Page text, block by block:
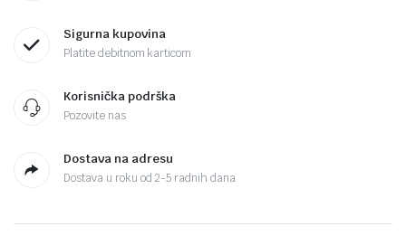
Sigurna kupovina
Platite debitnom karticom
Korisnička podrška
Pozovite nas
Dostava na adresu
Dostava u roku od 2-5 radnih dana